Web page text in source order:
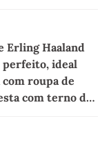
Erling Haaland
perfeito, ideal
roupa de
com terno de